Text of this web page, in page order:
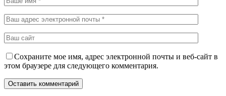
Сохраните мое имя, адрес электронной почты и веб-сайт в
этом браузере для следующего комментария.